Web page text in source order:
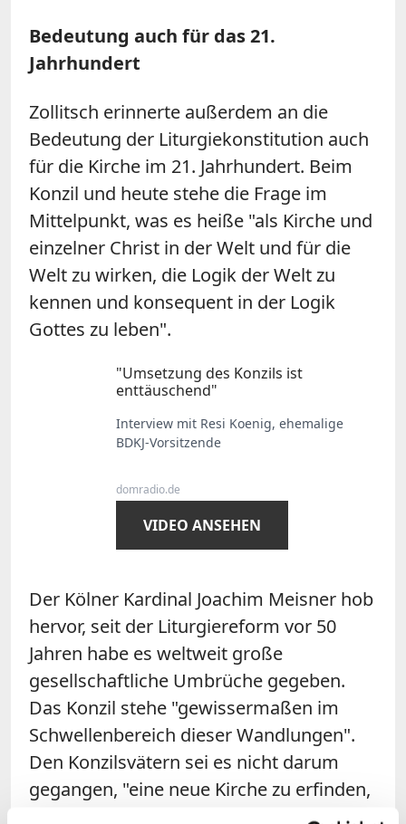
Bedeutung auch für das 21.
Jahrhundert
Zollitsch erinnerte außerdem an die
Bedeutung der Liturgiekonstitution auch
für die Kirche im 21. Jahrhundert. Beim
Konzil und heute stehe die Frage im
Mittelpunkt, was es heiße "als Kirche und
einzelner Christ in der Welt und für die
Welt zu wirken, die Logik der Welt zu
kennen und konsequent in der Logik
Gottes zu leben".
"Umsetzung des Konzils ist
enttäuschend"
Interview mit Resi Koenig, ehemalige
BDKJ-Vorsitzende
domradio.de
VIDEO ANSEHEN
Der Kölner Kardinal Joachim Meisner hob
hervor, seit der Liturgiereform vor 50
Jahren habe es weltweit große
gesellschaftliche Umbrüche gegeben.
Das Konzil stehe "gewissermaßen im
Schwellenbereich dieser Wandlungen".
Den Konzilsvätern sei es nicht darum
gegangen, "eine neue Kirche zu erfinden,
sondern die alte in die neu entstandene